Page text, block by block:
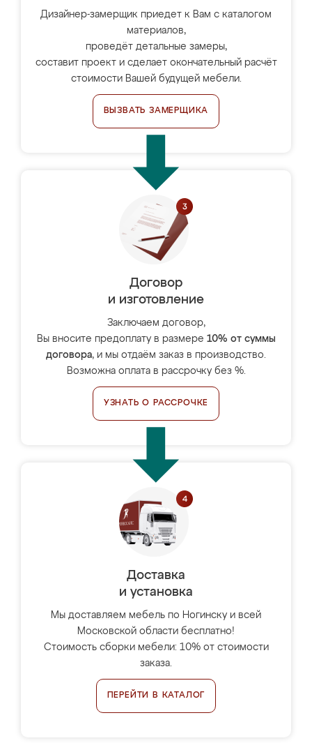
Дизайнер-замерщик приедет к Вам с каталогом
материалов,
проведёт детальные замеры,
составит проект и сделает окончательный расчёт
стоимости Вашей будущей мебели.
ВЫЗВАТЬ ЗАМЕРЩИКА
Договор
и изготовление
Заключаем договор,
Вы вносите предоплату в размере 10% от суммы
договора, и мы отдаём заказ в производство.
Возможна оплата в рассрочку без %.
УЗНАТЬ О РАССРОЧКЕ
Доставка
и установка
Мы доставляем мебель по Ногинску и всей
Московской области бесплатно!
Стоимость сборки мебели: 10% от стоимости
заказа.
ПЕРЕЙТИ В КАТАЛОГ